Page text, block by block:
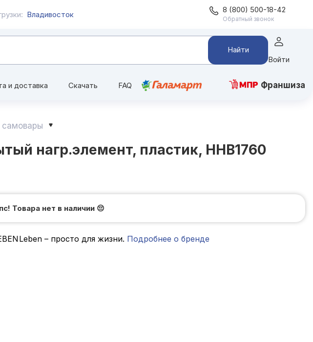
Владивосток 8 (800) 500-18-42
Обратный звонок
Найти
Войти
и доставка Скачать FAQ Франшиза
нагр.элемент, пластик, HHB1760
Товара нет в наличии 😔
Leben – просто для жизни. Подробнее о бренде